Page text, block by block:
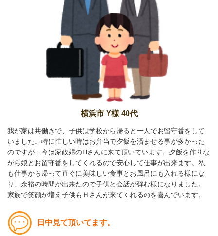
横浜市 Y様 40代
我が家は共働きで、子供は学校から帰ると一人でお留守番をして
いました。特に忙しい時はお弁当で夕飯を済ませる事が多かった
のですが、今は家政婦のHさんに来て頂いています。夕飯を作りな
がら娘とお留守番をしてくれるので安心して仕事が出来ます。私
も仕事から帰って直ぐに美味しい食事とお風呂にも入れる様にな
り、余裕の時間が出来たので子供と会話が弾む様になりました。
家族で笑顔が増え子供もＨさんが来てくれるのを喜んでいます。
日中見て頂いてます。